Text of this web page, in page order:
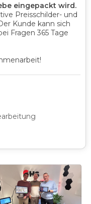
eingepackt wird.
Preisschilder- und
Kunde kann sich
Fragen 365 Tage